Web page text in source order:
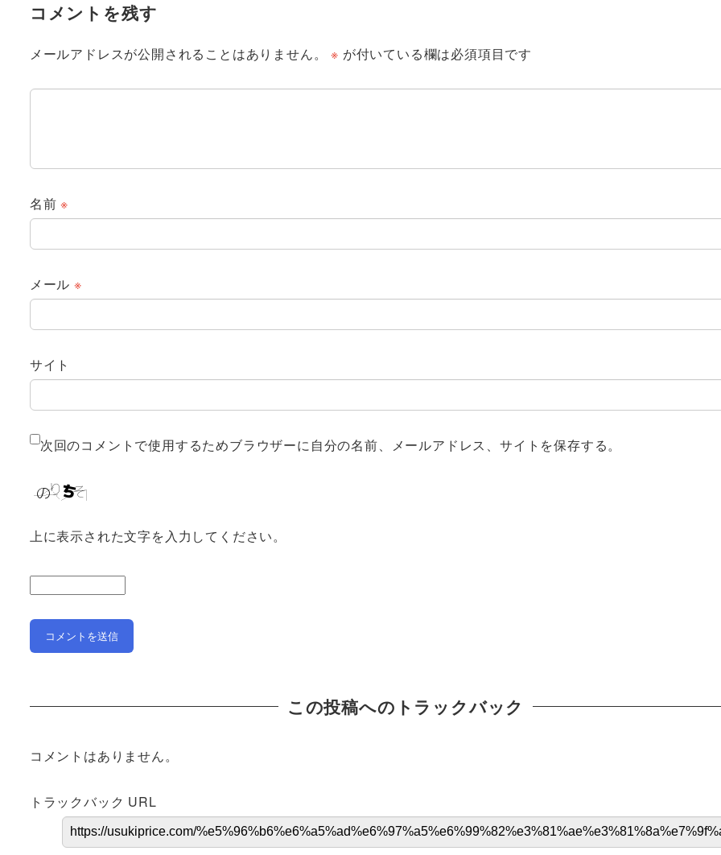
コメントを残す
メールアドレスが公開されることはありません。 ※ が付いている欄は必須項目です
名前※
メール ※
サイト
次回のコメントで使用するためブラウザーに自分の名前、メールアドレス、サイトを保存する。
上に表示された文字を入力してください。
この投稿へのトラックバック
コメントはありません。
トラックバック URL